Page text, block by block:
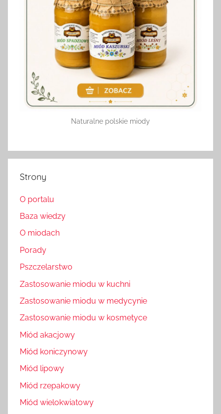
Naturalne polskie miody
Strony
O portalu
Baza wiedzy
O miodach
Porady
Pszczelarstwo
Zastosowanie miodu w kuchni
Zastosowanie miodu w medycynie
Zastosowanie miodu w kosmetyce
Miód akacjowy
Miód koniczynowy
Miód lipowy
Miód rzepakowy
Miód wielokwiatowy